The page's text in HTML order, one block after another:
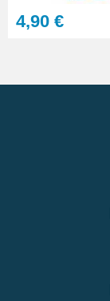
4,90 €